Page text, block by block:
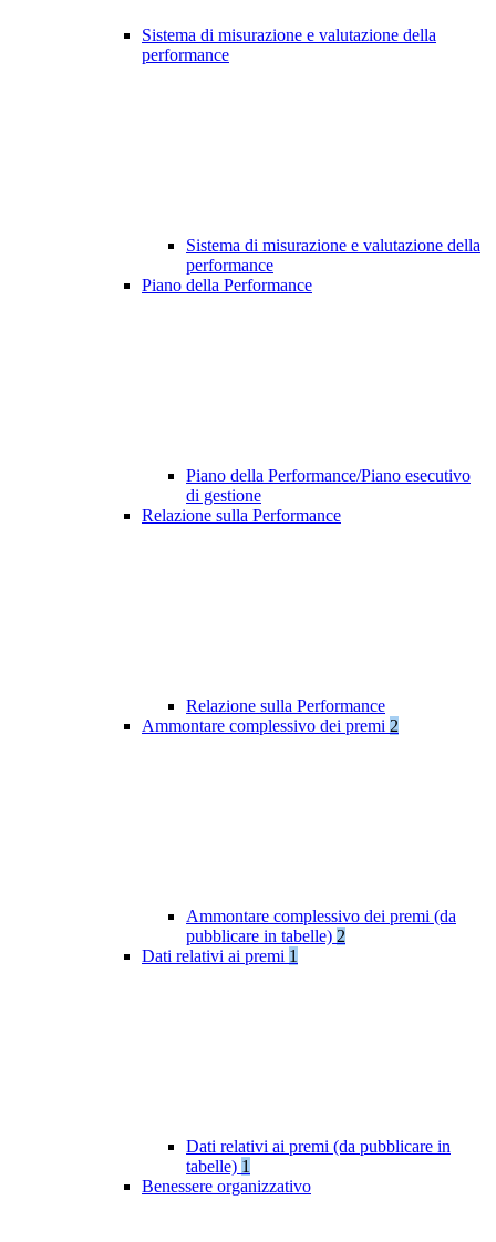
Sistema di misurazione e valutazione della
performance
Sistema di misurazione e valutazione della
performance
Piano della Performance
Piano della Performance/Piano esecutivo
di gestione
Relazione sulla Performance
Relazione sulla Performance
Ammontare complessivo dei premi 2
Ammontare complessivo dei premi (da
pubblicare in tabelle) 2
Dati relativi ai premi 1
Dati relativi ai premi (da pubblicare in
tabelle) 1
Benessere organizzativo